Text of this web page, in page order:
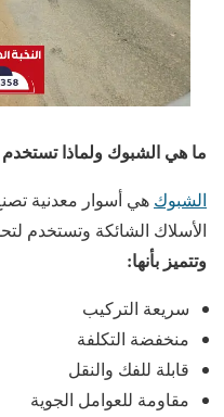
ما هي الشبوك ولماذا
الشبوك هي أسوار معدنية
الأسلاك الشائكة وتستخدم
وتتميز بأنها:
سريعة التركيب
منخفضة التكلفة
قابلة للفك والنقل
مقاومة للعوامل الجوية